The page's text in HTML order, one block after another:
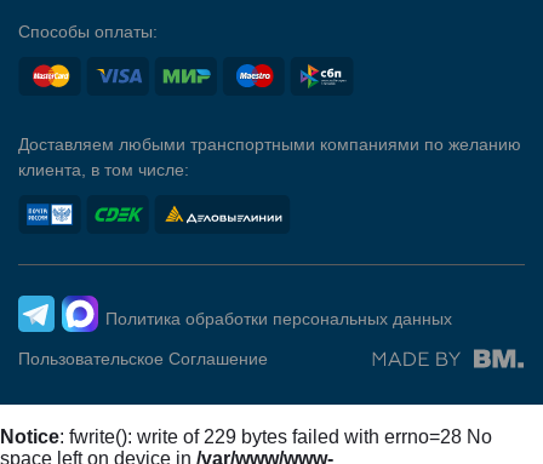
Способы оплаты:
Доставляем любыми транспортными компаниями по желанию
клиента, в том числе:
Политика обработки персональных данных
Пользовательское Соглашение
Notice: fwrite(): write of 229 bytes failed with errno=28 No
space left on device in /var/www/www-